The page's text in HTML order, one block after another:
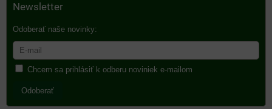
Newsletter
Odoberať naše novinky:
Chcem sa prihlásiť k odberu noviniek e-mailom
Odoberať